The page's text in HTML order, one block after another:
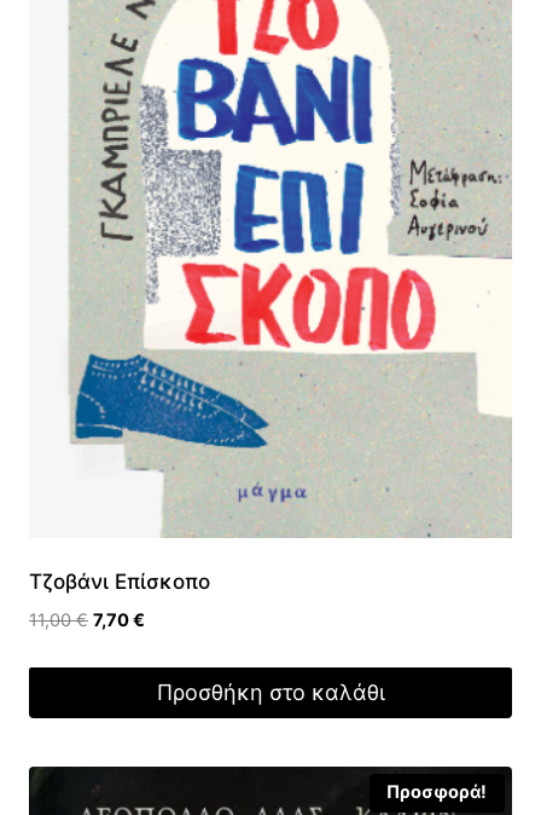
Τζοβάνι Επίσκοπο
11,00€ Original
was:
7,70€
τιμή
είναι:
Προσθήκη στο καλάθι
Προσφορά!